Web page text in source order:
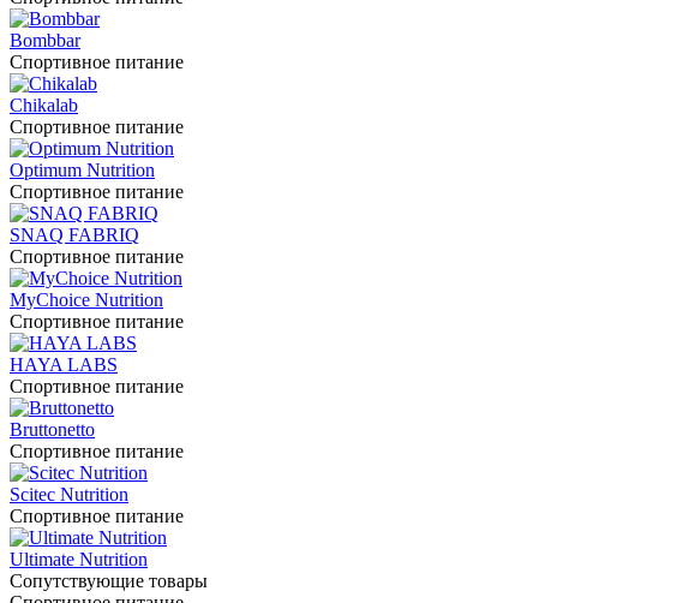
Bombbar
Спортивное питание
Chikalab
Спортивное питание
Optimum Nutrition
Спортивное питание
SNAQ FABRIQ
Спортивное питание
MyChoice Nutrition
Спортивное питание
HAYA LABS
Спортивное питание
Bruttonetto
Спортивное питание
Scitec Nutrition
Спортивное питание
Ultimate Nutrition
Сопутствующие товары